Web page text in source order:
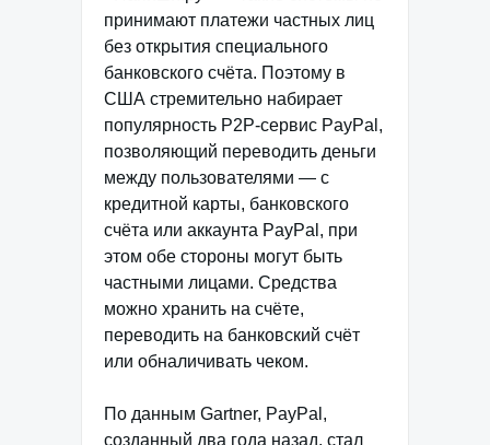
принимают платежи частных лиц
без открытия специального
банковского счёта. Поэтому в
США стремительно набирает
популярность P2P-сервис PayPal,
позволяющий переводить деньги
между пользователями — с
кредитной карты, банковского
счёта или аккаунта PayPal, при
этом обе стороны могут быть
частными лицами. Средства
можно хранить на счёте,
переводить на банковский счёт
или обналичивать чеком.
По данным Gartner, PayPal,
созданный два года назад, стал